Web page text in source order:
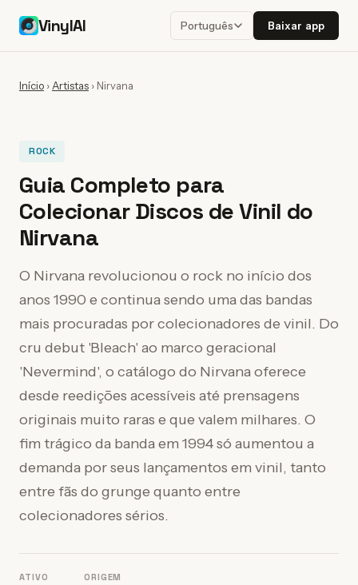
VinylAI Português Baixar app
Início › Artistas › Nirvana
ROCK
Guia Completo para
Colecionar Discos de Vinil do
Nirvana
O Nirvana revolucionou o rock no início dos
anos 1990 e continua sendo uma das bandas
mais procuradas por colecionadores de vinil. Do
cru debut 'Bleach' ao marco geracional
'Nevermind', o catálogo do Nirvana oferece
desde reedições acessíveis até prensagens
originais muito raras e que valem milhares. O
fim trágico da banda em 1994 só aumentou a
demanda por seus lançamentos em vinil, tanto
entre fãs do grunge quanto entre
colecionadores sérios.
ATIVO ORIGEM